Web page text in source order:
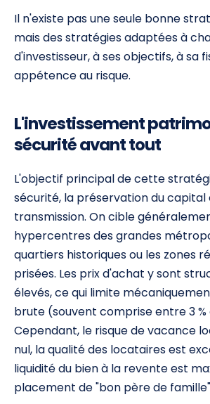
Il n'existe pas une seule bonne
mais des stratégies adaptées à
d'investisseur, à ses objectifs, à sa
appétence au risque.
L'investissement
sécurité avant tout
L'objectif principal de cette
sécurité, la préservation du capital
transmission. On cible
hypercentres des grandes
quartiers historiques ou les zones
prisées. Les prix d'achat y sont
élevés, ce qui limite
brute (souvent comprise entre 3 %
Cependant, le risque de vacance
nul, la qualité des locataires est
liquidité du bien à la revente est
placement de "bon père de